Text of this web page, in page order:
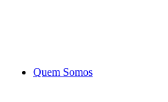
Quem Somos